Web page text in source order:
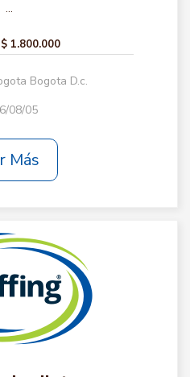
...
$ 1.800.000
Bogota D.c.
08/05
Más